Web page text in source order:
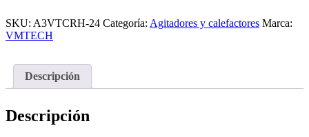
SKU: A3VTCRH-24 Categoría: Agitadores y calefactores Marca:
VMTECH
Descripción
Descripción